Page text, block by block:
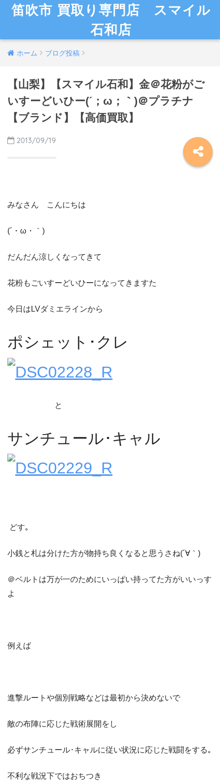
笛吹市 買取り専門店 スマイル
石和店
ホーム ブログ投稿
【山梨】【スマイル石和】金＠花粉がご
いすーどいひー(´；ω；｀)＠プラチナ
【ブランド】【高価買取】
2013/09/19
みなさん こんにちは
(´・ω・｀)
だんだん涼しくなってきて
花粉もごいすーどいひーになってきますた
今日はLVダミエラインから
ポシェット･クレ
と
サンチュール･キャル
どす｡
小銭と札は分けた方が物持ち良くなると思うさね(´∀｀)
＠ベルトは万が一のためにいっぱい持ってた方がいいっす
よ
例えば
進撃ルートや個別戦略などは最初から決めないで
敵の布陣に応じた戦術展開をし
必ずサンチュール･キャルに従い状況に応じた戦闘をする｡
不利な戦況下ではおちつき